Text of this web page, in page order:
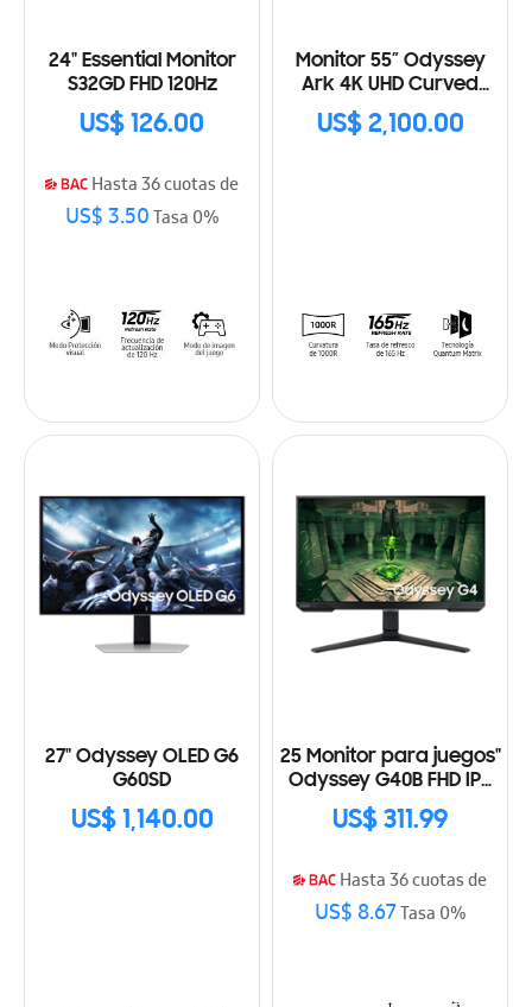
24" Essential Monitor
S32GD FHD 120Hz
US$ 126.00
Hasta 36 cuotas de
US$ 3.50Tasa 0%
Monitor 55” Odyssey
Ark 4K UHD Curved
Gaming
US$ 2,100.00
27" Odyssey OLED G6
G60SD
US$ 1,140.00
25 Monitor para juegos"
Odyssey G40B FHD IPS
240Hz 1ms compatible
con G-Sync
US$ 311.99
Hasta 36 cuotas de
US$ 8.67Tasa 0%